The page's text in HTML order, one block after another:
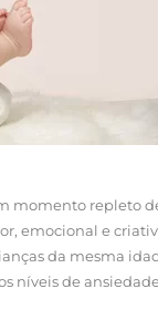
momento repleto
emocional e
da mesma
níveis de